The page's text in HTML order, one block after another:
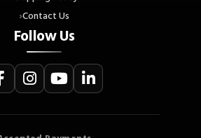
Contact Us
Follow Us